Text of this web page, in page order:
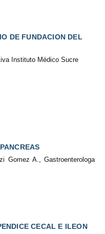
DE FUNDACION DEL
Instituto Médico Sucre
Gomez A., Gastroenterologa
CECAL E ILEON